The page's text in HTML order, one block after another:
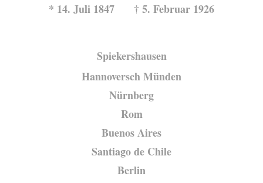
* 14. Juli 1847 † 5. Februar 1926
Spiekershausen
Hannoversch Münden
Nürnberg
Rom
Buenos Aires
Santiago de Chile
Berlin